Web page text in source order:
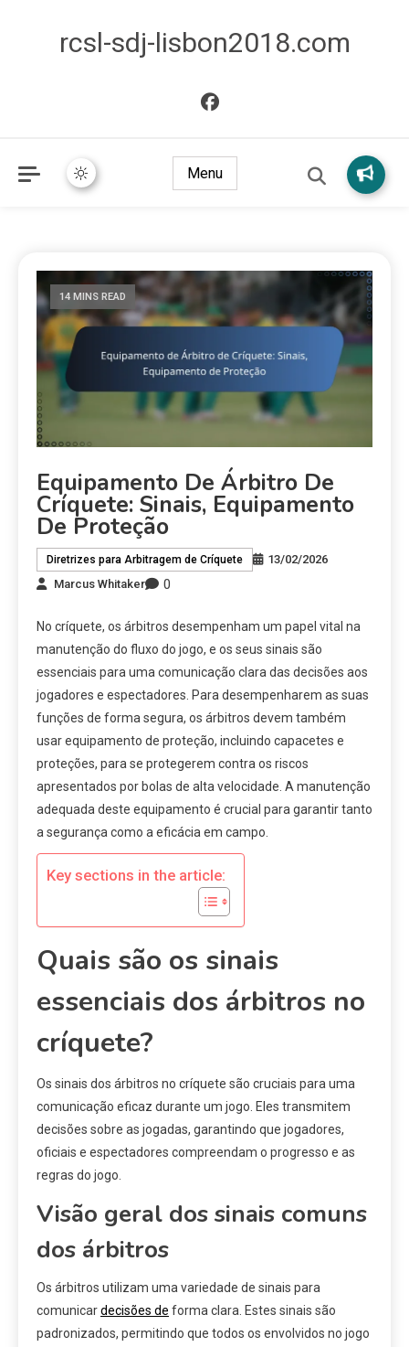
rcsl-sdj-lisbon2018.com
Menu
14 MINS READ
Equipamento De Árbitro De
Críquete: Sinais, Equipamento
De Proteção
Diretrizes para Arbitragem de Críquete
13/02/2026
Marcus Whitaker
0
No críquete, os árbitros desempenham um papel vital na
manutenção do fluxo do jogo, e os seus sinais são
essenciais para uma comunicação clara das decisões aos
jogadores e espectadores. Para desempenharem as suas
funções de forma segura, os árbitros devem também
usar equipamento de proteção, incluindo capacetes e
proteções, para se protegerem contra os riscos
apresentados por bolas de alta velocidade. A manutenção
adequada deste equipamento é crucial para garantir tanto
a segurança como a eficácia em campo.
Key sections in the article:
Quais são os sinais
essenciais dos árbitros no
críquete?
Os sinais dos árbitros no críquete são cruciais para uma
comunicação eficaz durante um jogo. Eles transmitem
decisões sobre as jogadas, garantindo que jogadores,
oficiais e espectadores compreendam o progresso e as
regras do jogo.
Visão geral dos sinais comuns
dos árbitros
Os árbitros utilizam uma variedade de sinais para
comunicardecisões de forma clara. Estes sinais são
padronizados, permitindo que todos os envolvidos no jogo